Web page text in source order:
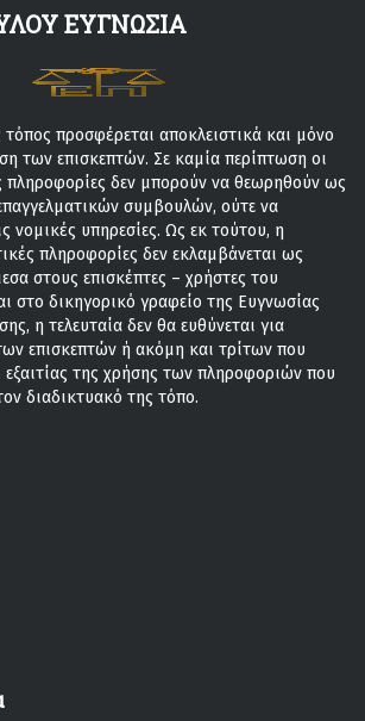
ΕΥΓΝΩΣΙΑ
προσφέρεται αποκλειστικά και μόνο
των επισκεπτών. Σε καμία περίπτωση οι
πληροφορίες δεν μπορούν να θεωρηθούν ως
συμβουλών, ούτε να
νομικές υπηρεσίες. Ως εκ τούτου, η
πληροφορίες δεν εκλαμβάνεται ως
στους επισκέπτες – χρήστες του
στο δικηγορικό γραφείο της Ευγνωσίας
η τελευταία δεν θα ευθύνεται για
επισκεπτών ή ακόμη και τρίτων που
εξαιτίας της χρήσης των πληροφοριών που
διαδικτυακό της τόπο.